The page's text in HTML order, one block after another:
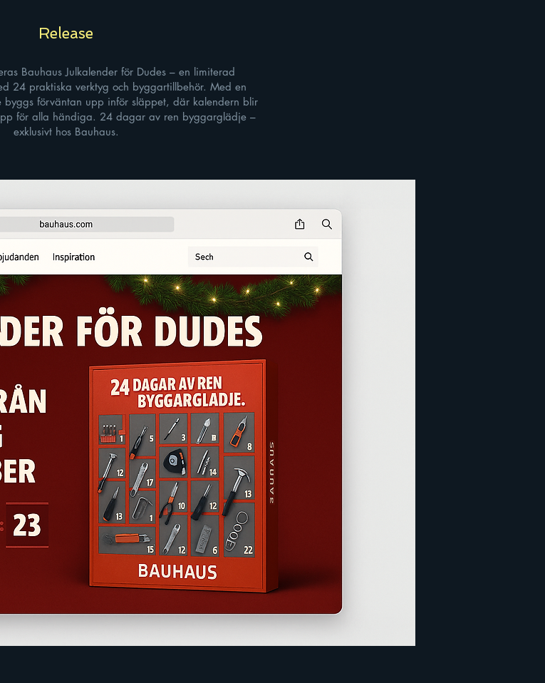
Release
Bauhaus Julkalender för Dudes – en limiterad
24 praktiska verktyg och byggartillbehör. Med en
byggs förväntan upp inför släppet, där kalendern blir
för alla händiga. 24 dagar av ren byggarglädje –
exklusivt hos Bauhaus.